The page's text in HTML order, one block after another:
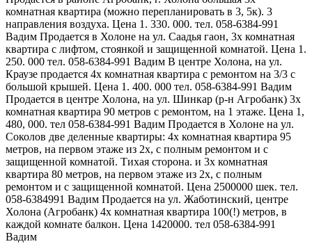
комнатная квартира (можно перепланировать в 3, 5к). 3
направления воздуха. Цена 1. 330. 000. тел. 058-6384-991
Вадим Продается в Холоне на ул. Саадья гаон, 3х комнатная
квартира с лифтом, стоянкой и защищенной комнатой. Цена 1.
250. 000 тел. 058-6384-991 Вадим В центре Холона, на ул.
Краузе продается 4х комнатная квартира с ремонтом на 3/3 с
большой крышей. Цена 1. 400. 000 тел. 058-6384-991 Вадим
Продается в центре Холона, на ул. Шинкар (р-н Агробанк) 3х
комнатная квартира 90 метров с ремонтом, на 1 этаже. Цена 1,
480, 000. тел 058-6384-991 Вадим Продается в Холоне на ул.
Соколов две деленные квартиры: 4х комнатная квартира 95
метров, на первом этаже из 2х, с полным ремонтом и с
защищенной комнатой. Тихая сторона. и 3х комнатная
квартира 80 метров, на первом этаже из 2х, с полным
ремонтом и с защищенной комнатой. Цена 2500000 шек. тел.
058-6384991 Вадим Продается на ул. Жаботинский, центре
Холона (Агробанк) 4х комнатная квартира 100(!) метров, в
каждой комнате балкон. Цена 1420000. тел 058-6384-991
Вадим